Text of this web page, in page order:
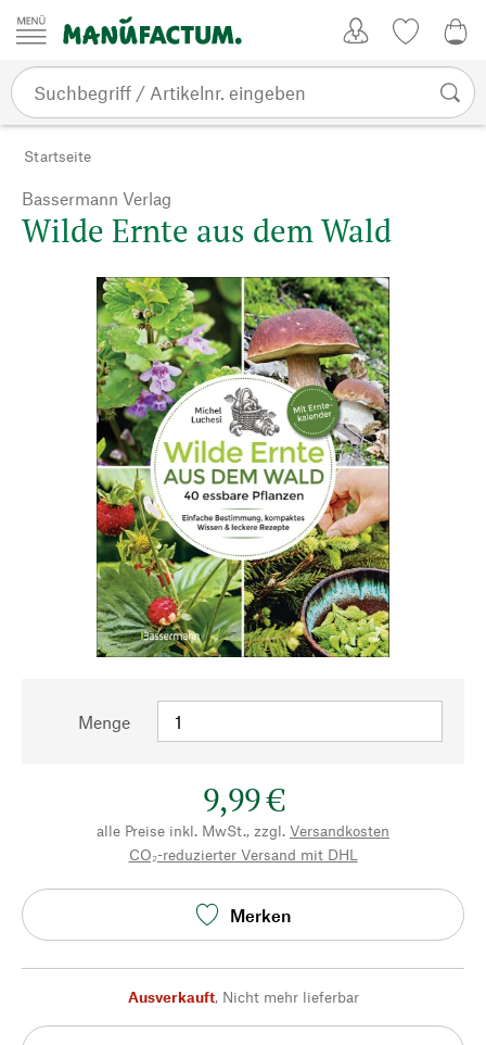
Zum Inhalt springen
Startseite
Bassermann Verlag
Wilde Ernte aus dem Wald
Menge
9,99 €
alle Preise inkl. MwSt., zzgl. Versandkosten
CO₂-reduzierter Versand mit DHL
Merken
Ausverkauft, Nicht mehr lieferbar